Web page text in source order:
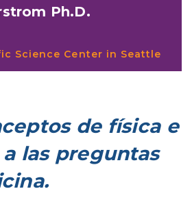
Ph.D.
Science Center in Seattle
de física e
las preguntas